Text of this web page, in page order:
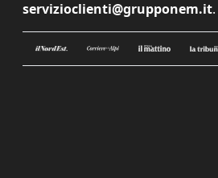
servizioclienti@grupponem.it.